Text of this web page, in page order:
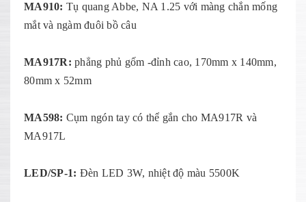
MA910: Tụ quang Abbe, NA 1.25 với màng chắn mống
mắt và ngàm đuôi bồ câu
MA917R: phẳng phủ gốm -đỉnh cao, 170mm x 140mm,
80mm x 52mm
MA598: Cụm ngón tay có thể gắn cho MA917R và
MA917L
LED/SP-1: Đèn LED 3W, nhiệt độ màu 5500K